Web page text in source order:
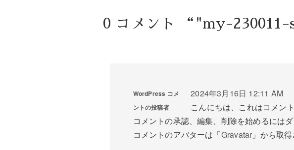
0 コメント “"my-230011-
WordPress コメ
ントの投稿者
2024年3月16日 12:11 AM
こんにちは、これはコメント
コメントの承認、編集、削除を始めるには
コメントのアバターは「Gravatar 」から取得